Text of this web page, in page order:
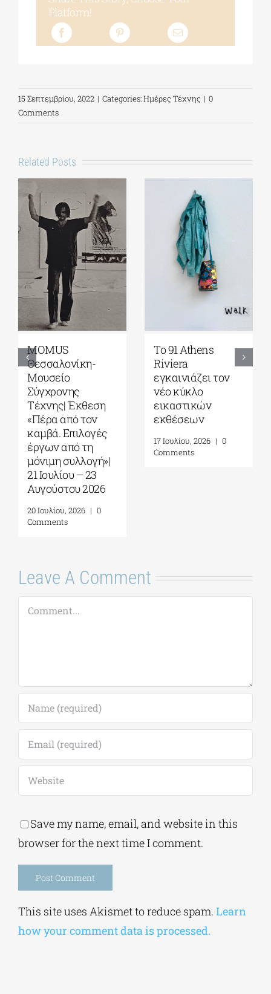
Platform!
15 Σεπτεμβρίου, 2022 | Categories:Ημέρες Τέχνης | 0
Comments
Related Posts
MOMUS
Θεσσαλονίκη-
Μουσείο
Σύγχρονης
Τέχνης| Έκθεση
«Πέρα από τον
καμβά. Επιλογές
έργων από τη
μόνιμη συλλογή»|
21 Ιουλίου – 23
Αυγούστου 2026
20 Ιουλίου, 2026 | 0
Comments
Το 91 Athens
Riviera
εγκαινιάζει τον
νέο κύκλο
εικαστικών
εκθέσεων
17 Ιουλίου, 2026 | 0
Comments
Leave A Comment
Comment
Save my name, email, and website in this
browser for the next time I comment.
This site uses Akismet to reduce spam. Learn
how your comment data is processed.